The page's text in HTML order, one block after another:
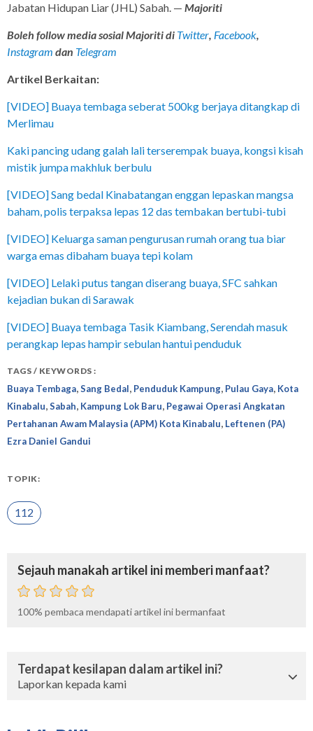
Jabatan Hidupan Liar (JHL) Sabah. — Majoriti
Boleh follow media sosial Majoriti di Twitter, Facebook,
Instagram dan Telegram
Artikel Berkaitan:
[VIDEO] Buaya tembaga seberat 500kg berjaya ditangkap di
Merlimau
Kaki pancing udang galah lali terserempak buaya, kongsi kisah
mistik jumpa makhluk berbulu
[VIDEO] Sang bedal Kinabatangan enggan lepaskan mangsa
baham, polis terpaksa lepas 12 das tembakan bertubi-tubi
[VIDEO] Keluarga saman pengurusan rumah orang tua biar
warga emas dibaham buaya tepi kolam
[VIDEO] Lelaki putus tangan diserang buaya, SFC sahkan
kejadian bukan di Sarawak
[VIDEO] Buaya tembaga Tasik Kiambang, Serendah masuk
perangkap lepas hampir sebulan hantui penduduk
TAGS / KEYWORDS :
Buaya Tembaga,Sang Bedal, Penduduk Kampung, Pulau Gaya, Kota
Kinabalu,Sabah, Kampung Lok Baru, Pegawai Operasi Angkatan
Pertahanan Awam Malaysia (APM) Kota Kinabalu, Leftenen (PA)
Ezra Daniel Gandui
TOPIK:
112
Sejauh manakah artikel ini memberi manfaat?
100% pembaca mendapati artikel ini bermanfaat
Terdapat kesilapan dalam artikel ini?
Laporkan kepada kami